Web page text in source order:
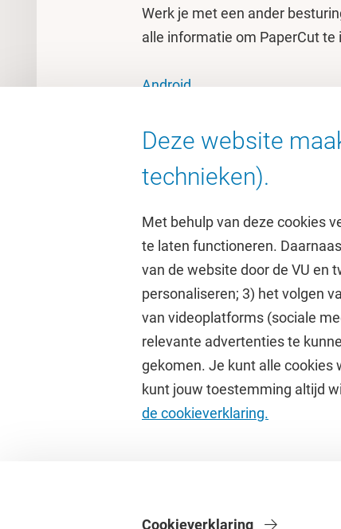
Werk je met een ander
alle informatie om PaperCut
Android
Apple MacOS
Deze website
technieken).
Met behulp van deze cookies
te laten functioneren.
van de website door de VU en
personaliseren; 3) het volgen
van videoplatforms (sociale
relevante advertenties te
gekomen. Je kunt alle cookies
kunt jouw toestemming altijd
de cookieverklaring.
Cookieverklaring
Direct naar
Cultuur op de campus
Universiteitsbibliotheek